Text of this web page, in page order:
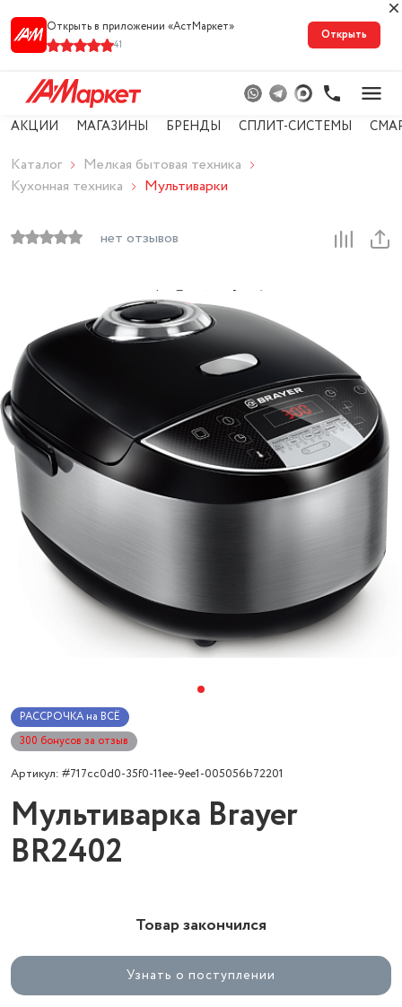
Открыть в приложении «АстМарке‪т‬»
41
Открыть
АКЦИИ МАГАЗИНЫ БРЕНДЫ СПЛИТ-СИСТЕМЫ
Каталог
Мелкая бытовая техника
Кухонная техника
Мультиварки
нет отзывов
РАССРОЧКА на ВСЁ
300 бонусов за отзыв
Артикул: #717cc0d0-35f0-11ee-9ee1-005056b72201
Мультиварка Brayer
BR2402
Товар закончился
Узнать о поступлении